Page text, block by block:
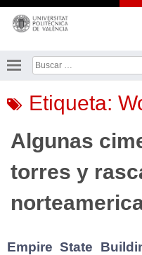
Saltar
contenido
Buscar:
Etiqueta:
Algunas
torres y
Empire State